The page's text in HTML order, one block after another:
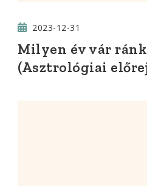
2023-12-31
Milyen év vár ránk
(Asztrológiai